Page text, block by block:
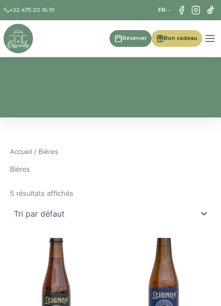
Aller
contenu
+32 475 20 16 19 FR
Réserver Bon cadeau
Accueil / Bières
Bières
5 résultats affichés